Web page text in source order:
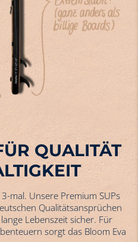
QUALITÄT
mal. Unsere Premium SUPs
Qualitätsansprüchen
Lebenszeit sicher. Für
sorgt das Bloom Eva